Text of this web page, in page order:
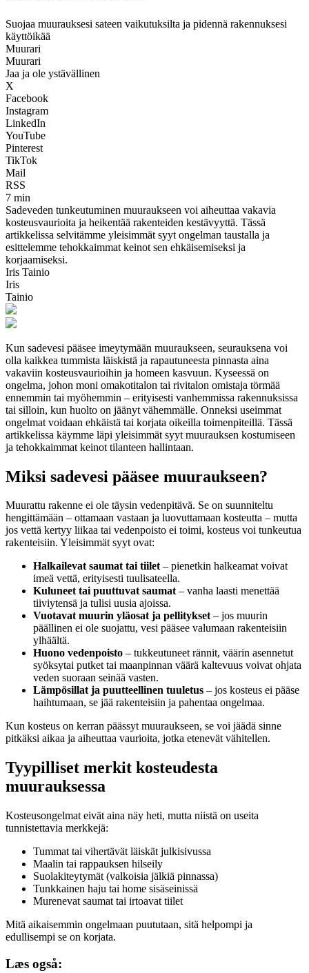
Suojaa muurauksesi sateen vaikutuksilta ja pidennä rakennuksesi
käyttöikää
Muurari
Muurari
Jaa ja ole ystävällinen
X
Facebook
Instagram
LinkedIn
YouTube
Pinterest
TikTok
Mail
RSS
7 min
Sadeveden tunkeutuminen muuraukseen voi aiheuttaa vakavia
kosteusvaurioita ja heikentää rakenteiden kestävyyttä. Tässä
artikkelissa selvitämme yleisimmät syyt ongelman taustalla ja
esittelemme tehokkaimmat keinot sen ehkäisemiseksi ja
korjaamiseksi.
Iris Tainio
Iris
Tainio
Kun sadevesi pääsee imeytymään muuraukseen, seurauksena voi
olla kaikkea tummista läiskistä ja rapautuneesta pinnasta aina
vakaviin kosteusvaurioihin ja homeen kasvuun. Kyseessä on
ongelma, johon moni omakotitalon tai rivitalon omistaja törmää
ennemmin tai myöhemmin – erityisesti vanhemmissa rakennuksissa
tai silloin, kun huolto on jäänyt vähemmälle. Onneksi useimmat
ongelmat voidaan ehkäistä tai korjata oikeilla toimenpiteillä. Tässä
artikkelissa käymme läpi yleisimmät syyt muurauksen kostumiseen
ja tehokkaimmat keinot tilanteen hallintaan.
Miksi sadevesi pääsee muuraukseen?
Muurattu rakenne ei ole täysin vedenpitävä. Se on suunniteltu
hengittämään – ottamaan vastaan ja luovuttamaan kosteutta – mutta
jos vettä kertyy liikaa tai vedenpoisto ei toimi, kosteus voi tunkeutua
rakenteisiin. Yleisimmät syyt ovat:
Halkailevat saumat tai tiilet– pienetkin halkeamat voivat
imeä vettä, erityisesti tuulisateella.
Kuluneet tai puuttuvat saumat– vanha laasti menettää
tiiviytensä ja tulisi uusia ajoissa.
Vuotavat muurin yläosat ja pellitykset– jos muurin
päällinen ei ole suojattu, vesi pääsee valumaan rakenteisiin
ylhäältä.
Huono vedenpoisto – tukkeutuneet rännit, väärin asennetut
syöksytai putket tai maanpinnan väärä kaltevuus voivat ohjata
veden suoraan seinää vasten.
Lämpösillat ja puutteellinen tuuletus – jos kosteus ei pääse
haihtumaan, se jää rakenteisiin ja pahentaa ongelmaa.
Kun kosteus on kerran päässyt muuraukseen, se voi jäädä sinne
pitkäksi aikaa ja aiheuttaa vaurioita, jotka etenevät vähitellen.
Tyypilliset merkit kosteudesta
muurauksessa
Kosteusongelmat eivät aina näy heti, mutta niistä on useita
tunnistettavia merkkejä:
Tummat tai vihertävät läiskät julkisivussa
Maalin tai rappauksen hilseily
Suolakiteytymät (valkoisia jälkiä pinnassa)
Tunkkainen haju tai home sisäseinissä
Murenevat saumat tai irtoavat tiilet
Mitä aikaisemmin ongelmaan puututaan, sitä helpompi ja
edullisempi se on korjata.
Læs også: